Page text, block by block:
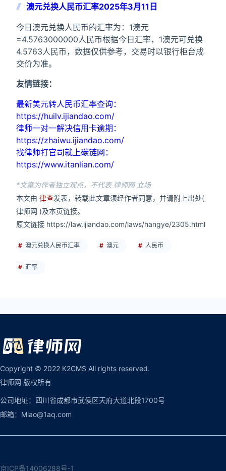
澳元兑换人民币汇率2025年3月11日
今日澳元兑换人民币的汇率为：1澳元
=4.5763000000人民币根据今日汇率，1澳元可兑换
4.5763人民币，数据仅供参考，交易时以银行柜台成
交价为准。
友情链接：
最新美元转人民币汇率查询：
https://huilv.ijiandao.com/
律师一对一解决信用卡逾期：
https://zhaiwu.ijiandao.com/
找律师打官司就上碳链网：
https://www.itanlian.com/
*文章为作者独立观点，不代表 律师网 立场
本文由 律查发表，转载此文章须经作者同意，并请附上出处(
律师网 )及本页链接。
原文链接 https://law.ijiandao.com/laws/hangye/2305.html
澳元兑换人民币汇率 澳元 人民币
汇率
Copyright © 2022 K2CMS All rights reserved.
律师网 版权所有
公司地址：四川省成都市武侯区天府大道北段1700号
邮箱：Miao@1aq.com
京ICP备14006288号-1